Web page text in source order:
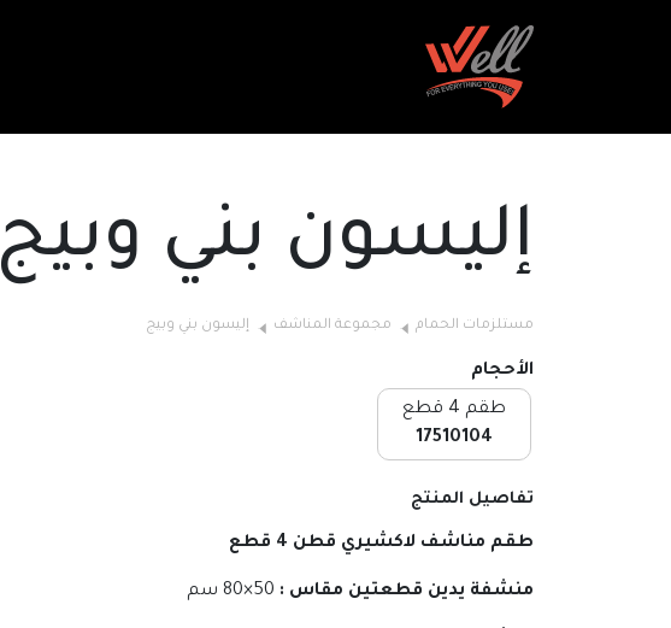
إليسون بني وبيج
مستلزمات الحمام مجموعة المناشف إليسون بني وبيج
الأحجام
طقم 4 قطع
17510104
تفاصيل المنتج
طقم مناشف لاكشيري قطن 4 قطع
منشفة يدين قطعتين مقاس : 50×80 سم